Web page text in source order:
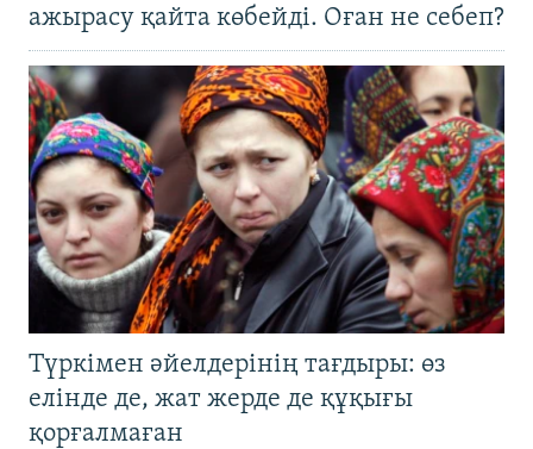
ажырасу қайта көбейді. Оған не себеп?
Түркімен әйелдерінің тағдыры: өз
елінде де, жат жерде де құқығы
қорғалмаған